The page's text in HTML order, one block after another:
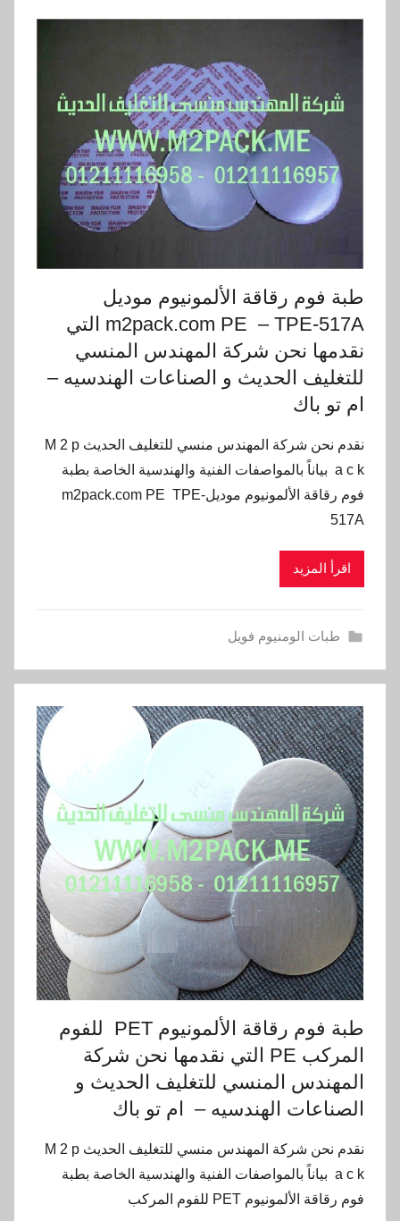
طبة فوم رقاقة الألمونيوم موديل
m2pack.com PE – TPE-517A التي
نقدمها نحن شركة المهندس المنسي
للتغليف الحديث و الصناعات الهندسيه –
ام تو باك
نقدم نحن شركة المهندس منسي للتغليف الحديث M 2 p
a c k بياناً بالمواصفات الفنية والهندسية الخاصة بطبة
فوم رقاقة الألمونيوم موديلm2pack.com PE TPE-
517A
اقرأ المزيد
طبات الومنيوم فويل
طبة فوم رقاقة الألمونيوم PET للفوم
المركب PE التي نقدمها نحن شركة
المهندس المنسي للتغليف الحديث و
الصناعات الهندسيه – ام تو باك
نقدم نحن شركة المهندس منسي للتغليف الحديث M 2 p
a c k بياناً بالمواصفات الفنية والهندسية الخاصة بطبة
فوم رقاقة الألمونيوم PET للفوم المركب